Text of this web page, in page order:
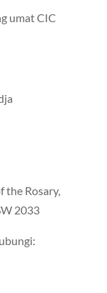
umat CIC
Rosary,
2033